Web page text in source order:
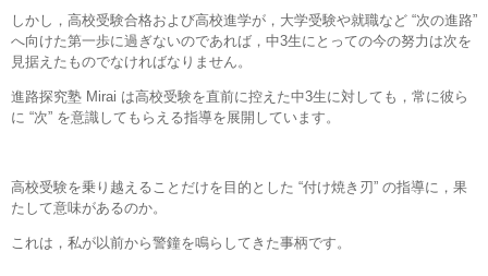
しかし，高校受験合格および高校進学が，大学受験や就職など “次の進路”
へ向けた第一歩に過ぎないのであれば，中3生にとっての今の努力は次を
見据えたものでなければなりません。
進路探究塾 Mirai は高校受験を直前に控えた中3生に対しても，常に彼ら
に “次” を意識してもらえる指導を展開しています。
高校受験を乗り越えることだけを目的とした “付け焼き刃” の指導に，果
たして意味があるのか。
これは，私が以前から警鐘を鳴らしてきた事柄です。